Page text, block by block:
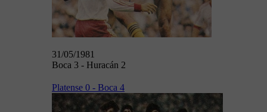
31/05/1981
Boca 3 - Huracán 2
Platense 0 - Boca 4